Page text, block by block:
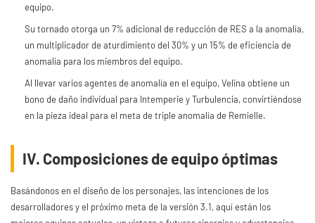
equipo.
Su tornado otorga un 7% adicional de reducción de RES a la anomalía,
un multiplicador de aturdimiento del 30% y un 15% de eficiencia de
anomalía para los miembros del equipo.
Al llevar varios agentes de anomalía en el equipo, Velina obtiene un
bono de daño individual para Intemperie y Turbulencia, convirtiéndose
en la pieza ideal para el meta de triple anomalía de Remielle.
IV. Composiciones de equipo óptimas
Basándonos en el diseño de los personajes, las intenciones de los
desarrolladores y el próximo meta de la versión 3.1, aquí están los